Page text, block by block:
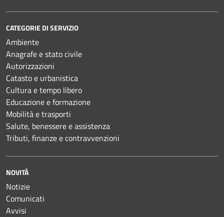
CATEGORIE DI SERVIZIO
Ambiente
Anagrafe e stato civile
Autorizzazioni
Catasto e urbanistica
Cultura e tempo libero
Educazione e formazione
Mobilità e trasporti
Salute, benessere e assistenza
Tributi, finanze e contravvenzioni
NOVITÀ
Notizie
Comunicati
Avvisi